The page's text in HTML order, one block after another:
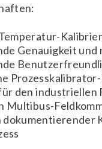
Genauigkeit
den industriellen
Multibus-